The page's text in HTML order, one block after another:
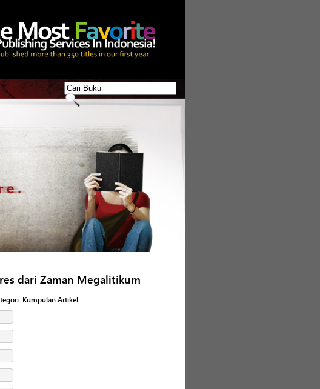
dari Zaman Megalitikum
Kumpulan Artikel